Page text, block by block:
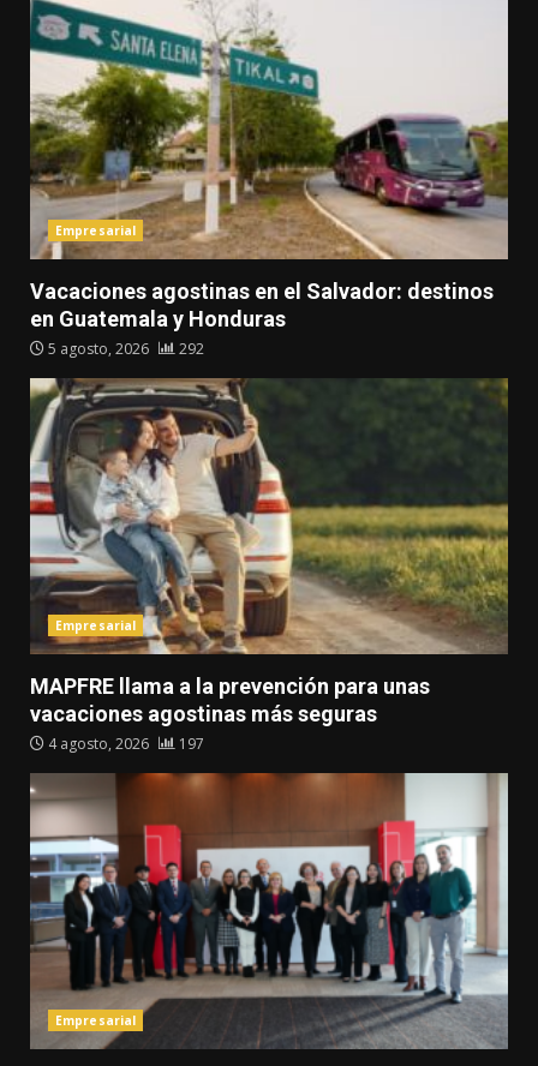
Empresarial
Vacaciones agostinas en el Salvador: destinos
en Guatemala y Honduras
5 agosto, 2026 292
Empresarial
MAPFRE llama a la prevención para unas
vacaciones agostinas más seguras
4 agosto, 2026 197
Empresarial